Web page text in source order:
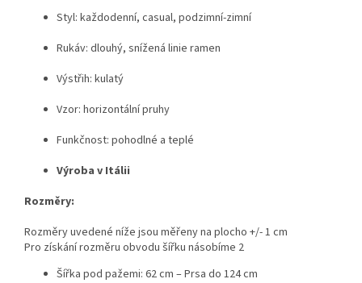
Styl: každodenní, casual, podzimní-zimní
Rukáv: dlouhý, snížená linie ramen
Výstřih: kulatý
Vzor: horizontální pruhy
Funkčnost: pohodlné a teplé
Výroba v Itálii
Rozměry:
Rozměry uvedené níže jsou měřeny na plocho +/- 1 cm
Pro získání rozměru obvodu šířku násobíme 2
Šířka pod pažemi: 62 cm – Prsa do 124 cm